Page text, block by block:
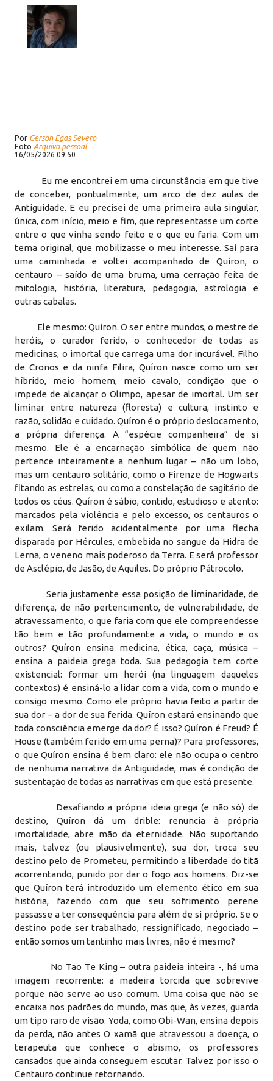
Por Gerson Egas Severo
Foto Arquivo pessoal
16/05/2026 09:50
Eu me encontrei em uma circunstância em que tive
de conceber, pontualmente, um arco de dez aulas de
Antiguidade. E eu precisei de uma primeira aula singular,
única, com início, meio e fim, que representasse um corte
entre o que vinha sendo feito e o que eu faria. Com um
tema original, que mobilizasse o meu interesse. Saí para
uma caminhada e voltei acompanhado de Quíron, o
centauro – saído de uma bruma, uma cerração feita de
mitologia, história, literatura, pedagogia, astrologia e
outras cabalas.
Ele mesmo: Quíron. O ser entre mundos, o mestre de
heróis, o curador ferido, o conhecedor de todas as
medicinas, o imortal que carrega uma dor incurável. Filho
de Cronos e da ninfa Filira, Quíron nasce como um ser
híbrido, meio homem, meio cavalo, condição que o
impede de alcançar o Olimpo, apesar de imortal. Um ser
liminar entre natureza (floresta) e cultura, instinto e
razão, solidão e cuidado. Quíron é o próprio deslocamento,
a própria diferença. A “espécie companheira” de si
mesmo. Ele é a encarnação simbólica de quem não
pertence inteiramente a nenhum lugar – não um lobo,
mas um centauro solitário, como o Firenze de Hogwarts
fitando as estrelas, ou como a constelação de sagitário de
todos os céus. Quíron é sábio, contido, estudioso e atento:
marcados pela violência e pelo excesso, os centauros o
exilam. Será ferido acidentalmente por uma flecha
disparada por Hércules, embebida no sangue da Hidra de
Lerna, o veneno mais poderoso da Terra. E será professor
de Asclépio, de Jasão, de Aquiles. Do próprio Pátrocolo.
Seria justamente essa posição de liminaridade, de
diferença, de não pertencimento, de vulnerabilidade, de
atravessamento, o que faria com que ele compreendesse
tão bem e tão profundamente a vida, o mundo e os
outros? Quíron ensina medicina, ética, caça, música –
ensina a paideia grega toda. Sua pedagogia tem corte
existencial: formar um herói (na linguagem daqueles
contextos) é ensiná-lo a lidar com a vida, com o mundo e
consigo mesmo. Como ele próprio havia feito a partir de
sua dor – a dor de sua ferida. Quíron estará ensinando que
toda consciência emerge da dor? É isso? Quíron é Freud? É
House (também ferido em uma perna)? Para professores,
o que Quíron ensina é bem claro: ele não ocupa o centro
de nenhuma narrativa da Antiguidade, mas é condição de
sustentação de todas as narrativas em que está presente.
Desafiando a própria ideia grega (e não só) de
destino, Quíron dá um drible: renuncia à própria
imortalidade, abre mão da eternidade. Não suportando
mais, talvez (ou plausivelmente), sua dor, troca seu
destino pelo de Prometeu, permitindo a liberdade do titã
acorrentando, punido por dar o fogo aos homens. Diz-se
que Quíron terá introduzido um elemento ético em sua
história, fazendo com que seu sofrimento perene
passasse a ter consequência para além de si próprio. Se o
destino pode ser trabalhado, ressignificado, negociado –
então somos um tantinho mais livres, não é mesmo?
No Tao Te King – outra paideia inteira -, há uma
imagem recorrente: a madeira torcida que sobrevive
porque não serve ao uso comum. Uma coisa que não se
encaixa nos padrões do mundo, mas que, às vezes, guarda
um tipo raro de visão. Yoda, como Obi-Wan, ensina depois
da perda, não antes O xamã que atravessou a doença, o
terapeuta que conhece o abismo, os professores
cansados que ainda conseguem escutar. Talvez por isso o
Centauro continue retornando.